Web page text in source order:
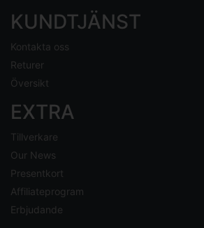
KUNDTJÄNST
Kontakta oss
Returer
Översikt
EXTRA
Tillverkare
Our News
Presentkort
Affiliateprogram
Erbjudande